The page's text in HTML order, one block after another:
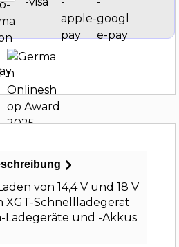
von 14,4 V und 18 V
XGT-Schnellladegerät
Ladegeräte und -Akkus